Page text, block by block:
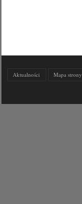
Aktualności Mapa strony